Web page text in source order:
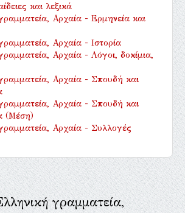
και λεξικά
Αρχαία - Ερμηνεία και
Αρχαία - Ιστορία
Αρχαία - Λόγοι, δοκίμια,
Αρχαία - Σπουδή και
Αρχαία - Σπουδή και
(Μέση)
Αρχαία - Συλλογές
γραμματεία,